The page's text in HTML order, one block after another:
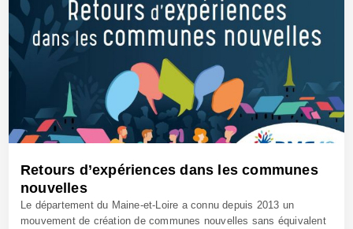
Retours d’expériences dans les communes
nouvelles
Le département du Maine-et-Loire a connu depuis 2013 un
mouvement de création de communes nouvelles sans équivalent